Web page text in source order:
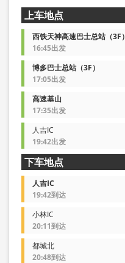
上车地点
西铁天神高速巴士总站（3F）
16:45出发
博多巴士总站（3F）
17:05出发
高速基山
17:35出发
人吉IC
19:42出发
下车地点
人吉IC
19:42到达
小林IC
20:11到达
都城北
20:48到达